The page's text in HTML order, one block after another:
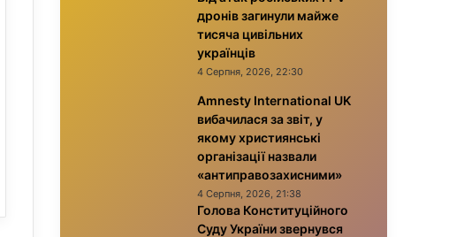
дронів загинули майже
тисяча цивільних
українців
4 Серпня, 2026, 22:30
Amnesty International UK
вибачилася за звіт, у
якому християнські
організації назвали
«антиправозахисними»
4 Серпня, 2026, 21:38
Голова Конституційного
Суду України звернувся